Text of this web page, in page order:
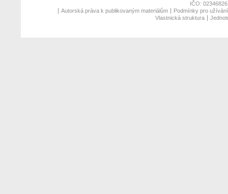
IČO:
Autorská práva k publikovaným materiálům
Podmínky pro
Vlastnická struktura